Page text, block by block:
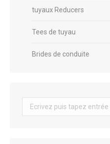
tuyaux Reducers
Tees de tuyau
Brides de conduite
Recherche
: